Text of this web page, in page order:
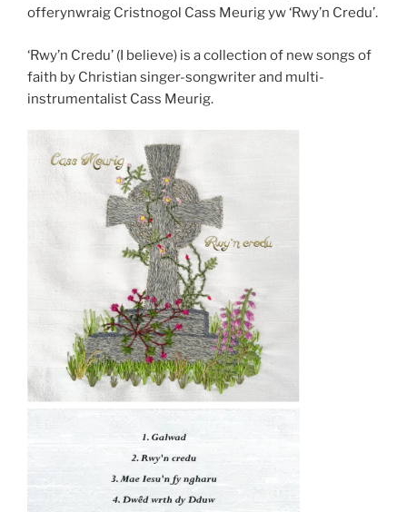
offerynwraig Cristnogol Cass Meurig yw ‘Rwy’n Credu’.
‘Rwy’n Credu’ (I believe) is a collection of new songs of
faith by Christian singer-songwriter and multi-
instrumentalist Cass Meurig.